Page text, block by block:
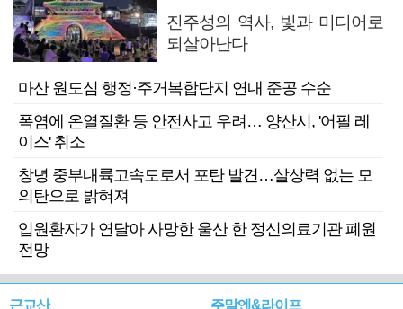
진주성의 역사, 빛과 미디어로
되살아난다
마산 원도심 행정·주거복합단지 연내 준공 수순
폭염에 온열질환 등 안전사고 우려… 양산시, '어필 레
이스' 취소
창녕 중부내륙고속도로서 포탄 발견…살상력 없는 모
의탄으로 밝혀져
입원환자가 연달아 사망한 울산 한 정신의료기관 폐원
전망
근교산 주말엔&라이프